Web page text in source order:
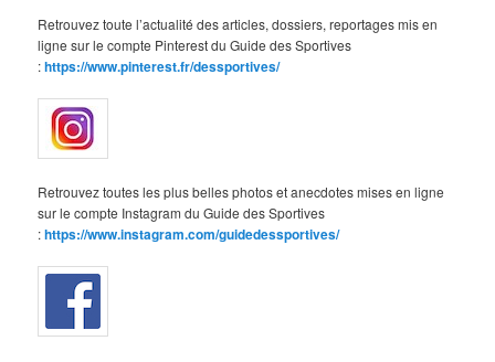
Retrouvez toute l’actualité des articles, dossiers, reportages mis en
ligne sur le compte Pinterest du Guide des Sportives
:https://www.pinterest.fr/dessportives/
Retrouvez toutes les plus belles photos et anecdotes mises en ligne
sur le compte Instagram du Guide des Sportives
:https://www.instagram.com/guidedessportives/